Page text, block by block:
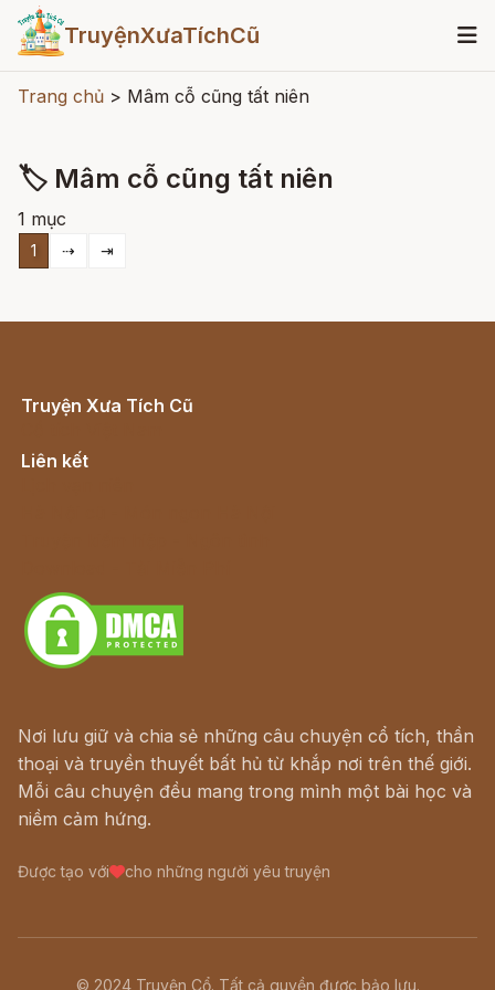
TruyệnXưaTíchCũ
Trang chủ > Mâm cỗ cũng tất niên
🏷 Mâm cỗ cũng tất niên
1 mục
1 ⇢ ⇥
Truyện Xưa Tích Cũ
Liên kết
Nơi lưu giữ và chia sẻ những câu chuyện cổ tích, thần
thoại và truyền thuyết bất hủ từ khắp nơi trên thế giới.
Mỗi câu chuyện đều mang trong mình một bài học và
niềm cảm hứng.
Được tạo với cho những người yêu truyện
© 2024 Truyện Cổ. Tất cả quyền được bảo lưu.